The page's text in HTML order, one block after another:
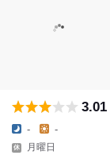
3.01
- -
月曜日